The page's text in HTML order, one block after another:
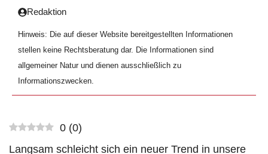
Redaktion
Hinweis: Die auf dieser Website bereitgestellten Informationen
stellen keine Rechtsberatung dar. Die Informationen sind
allgemeiner Natur und dienen ausschließlich zu
Informationszwecken.
0 (0)
Langsam schleicht sich ein neuer Trend in unsere